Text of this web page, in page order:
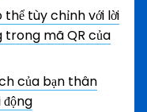
tùy chỉnh với lời
trong mã QR của
của bạn thân